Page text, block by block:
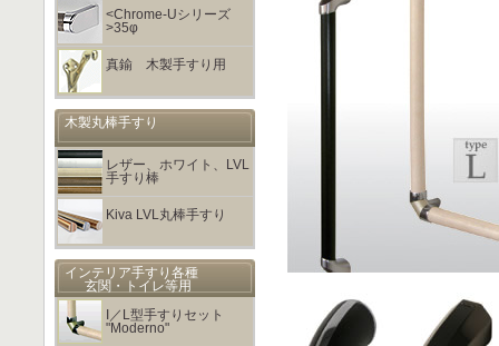
<Chrome-Uシリーズ
>35φ
真鍮 木製手すり用
木製丸棒手すり
レザー、ホワイト、LVL
手すり棒
Kiva LVL丸棒手すり
インテリア手すり各種
玄関・トイレ等用
I／L型手すりセット
"Moderno"